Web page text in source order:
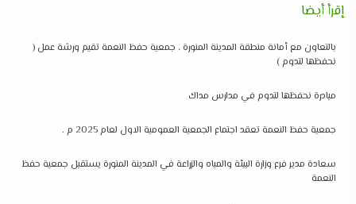
إقرأ أيضا
بالتعاون مع أمانة منطقة المدينة المنورة ، جمعية حفظ النعمة تقيم ورشة عمل (
نحفظها لتدوم )
مبادرة نحفظها لتدوم في مدارس مداك
جمعية حفظ النعمة تعقد اجتماع الجمعية العمومية الاول لعام 2025 م .
سعادة مدير فرع وزارة البيئة والمياه والزراعة في المدينة المنورة يستقبل جمعية حفظ
النعمة